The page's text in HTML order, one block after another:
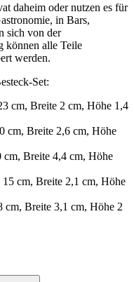
daheim oder nutzen es für
in Bars,
sich von der
können alle Teile
werden.
Set:
cm, Breite 2 cm, Höhe 1,4
cm, Breite 2,6 cm, Höhe
Breite 4,4 cm, Höhe
cm, Breite 2,1 cm, Höhe
cm, Breite 3,1 cm, Höhe 2